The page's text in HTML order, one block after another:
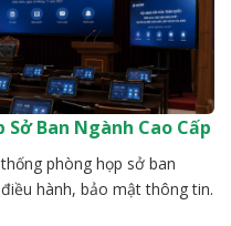
Ban Ngành Cao Cấp
phòng họp sở ban
hành, bảo mật thông tin.
tiếp cận tổng thể yêu cầu